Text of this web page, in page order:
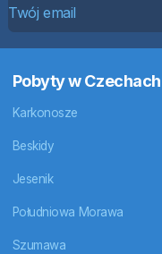
Pobyty w Czechach
Karkonosze
Beskidy
Jesenik
Południowa Morawa
Szumawa